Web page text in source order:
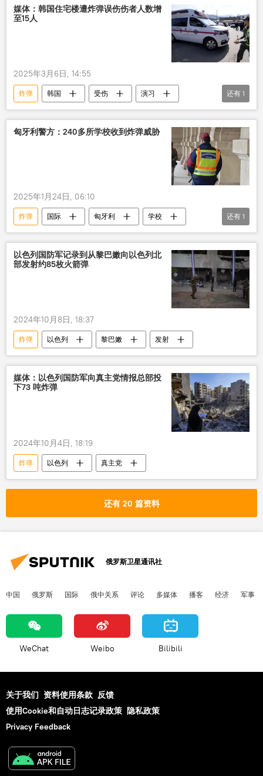
媒体：韩国住宅楼遭炸弹误伤伤者人数增
至15人
2025年3月6日, 14:55
炸弹 韩国 受伤
演习
战斗机
还有 1
匈牙利警方：240多所学校收到炸弹威胁
2025年1月24日, 06:10
炸弹 国际 匈牙利
学校
威胁
还有 1
以色列国防军记录到从黎巴嫩向以色列北
部发射约85枚火箭弹
2024年10月8日, 18:37
炸弹 以色列 黎巴嫩 发射
媒体：以色列国防军向真主党情报总部投
下73 吨炸弹
2024年10月4日, 18:19
炸弹 以色列 真主党
还有 20 篇资料
俄罗斯卫星通讯社
中国 俄罗斯 国际 俄中关系 评论 多媒体 播客 经济 军事
WeChat Weibo Bilibili
关于我们 资料使用条款 反馈
使用Cookie和自动日志记录政策 隐私政策
Privacy Feedback